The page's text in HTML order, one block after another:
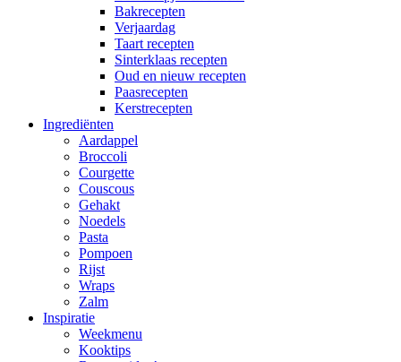
Bakrecepten
Verjaardag
Taart recepten
Sinterklaas recepten
Oud en nieuw recepten
Paasrecepten
Kerstrecepten
Ingrediënten
Aardappel
Broccoli
Courgette
Couscous
Gehakt
Noedels
Pasta
Pompoen
Rijst
Wraps
Zalm
Inspiratie
Weekmenu
Kooktips